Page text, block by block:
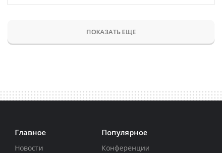
ПОКАЗАТЬ ЕЩЕ
Главное
Новости
Популярное
Конференции